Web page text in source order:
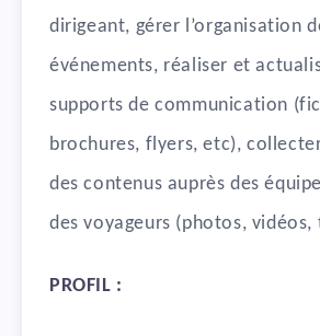
dirigeant, gérer l’organisation
événements, réaliser et
supports de communication
brochures, flyers, etc),
des contenus auprès des
des voyageurs (photos, vidéos,
PROFIL :